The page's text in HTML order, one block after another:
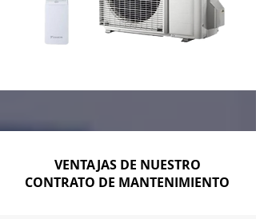
VENTAJAS DE NUESTRO
CONTRATO DE MANTENIMIENTO